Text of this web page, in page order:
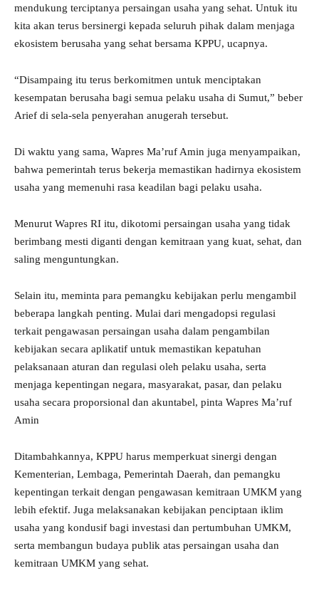
mendukung terciptanya persaingan usaha yang sehat. Untuk itu
kita akan terus bersinergi kepada seluruh pihak dalam menjaga
ekosistem berusaha yang sehat bersama KPPU, ucapnya.
“Disampaing itu terus berkomitmen untuk menciptakan
kesempatan berusaha bagi semua pelaku usaha di Sumut,” beber
Arief di sela-sela penyerahan anugerah tersebut.
Di waktu yang sama, Wapres Ma’ruf Amin juga menyampaikan,
bahwa pemerintah terus bekerja memastikan hadirnya ekosistem
usaha yang memenuhi rasa keadilan bagi pelaku usaha.
Menurut Wapres RI itu, dikotomi persaingan usaha yang tidak
berimbang mesti diganti dengan kemitraan yang kuat, sehat, dan
saling menguntungkan.
Selain itu, meminta para pemangku kebijakan perlu mengambil
beberapa langkah penting. Mulai dari mengadopsi regulasi
terkait pengawasan persaingan usaha dalam pengambilan
kebijakan secara aplikatif untuk memastikan kepatuhan
pelaksanaan aturan dan regulasi oleh pelaku usaha, serta
menjaga kepentingan negara, masyarakat, pasar, dan pelaku
usaha secara proporsional dan akuntabel, pinta Wapres Ma’ruf
Amin
Ditambahkannya, KPPU harus memperkuat sinergi dengan
Kementerian, Lembaga, Pemerintah Daerah, dan pemangku
kepentingan terkait dengan pengawasan kemitraan UMKM yang
lebih efektif. Juga melaksanakan kebijakan penciptaan iklim
usaha yang kondusif bagi investasi dan pertumbuhan UMKM,
serta membangun budaya publik atas persaingan usaha dan
kemitraan UMKM yang sehat.